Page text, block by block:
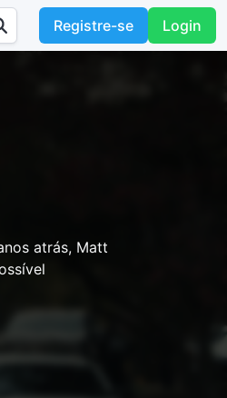
Registre-se Login
atrás, Matt